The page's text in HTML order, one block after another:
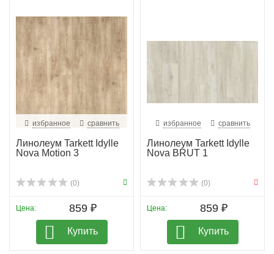
избранное сравнить
Линолеум Tarkett Idylle
Nova Motion 3
(0)
Цена: 859 ₽
Купить
избранное сравнить
Линолеум Tarkett Idylle
Nova BRUT 1
(0)
Цена: 859 ₽
Купить